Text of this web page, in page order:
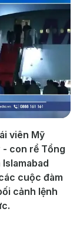
viên Mỹ
con rể Tổng
cuộc đàm
cảnh lệnh